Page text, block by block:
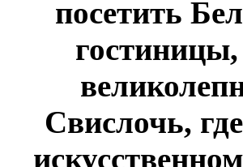
посетить
Свислочь,